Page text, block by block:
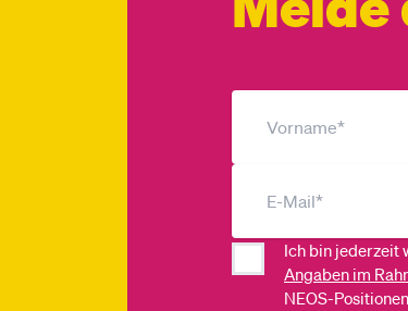
Ich bin jederzeit
Angaben im
NEOS-